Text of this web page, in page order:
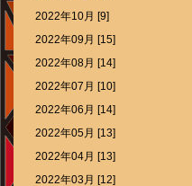
2022年10月 [9]
2022年09月 [15]
2022年08月 [14]
2022年07月 [10]
2022年06月 [14]
2022年05月 [13]
2022年04月 [13]
2022年03月 [12]